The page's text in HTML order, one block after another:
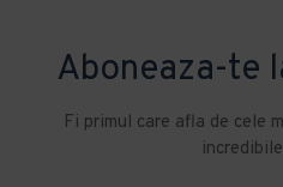
Aboneaza-te
Fi primul care afla de cele